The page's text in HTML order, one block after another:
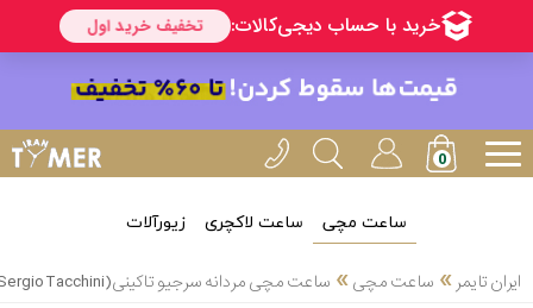
ساعت مچی ساعت لاکچری زیورآلات
ایران تایمر » ساعت مچی» ساعت مچی مردانه سرجیو تاکینی(Sergio Tacchini) مدل ST.1.10434-3